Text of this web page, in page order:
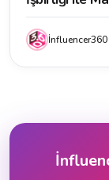
İnfluencer360